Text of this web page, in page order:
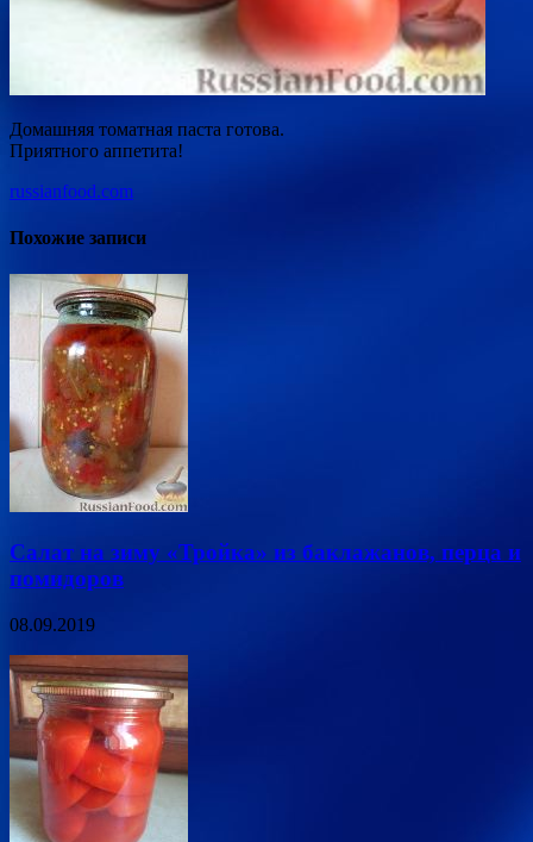
Домашняя томатная паста готова.
Приятного аппетита!
russianfood.com
Похожие записи
Салат на зиму «Тройка» из баклажанов, перца и
помидоров
08.09.2019